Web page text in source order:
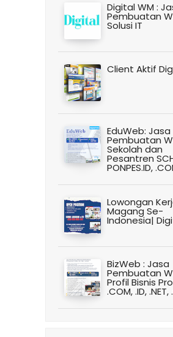
Digital WM :
Pembuatan
Solusi IT
Client Aktif
EduWeb: Jasa
Pembuatan
Sekolah dan
Pesantren
PONPES.ID,
Lowongan
Magang Se-
Indonesia|
BizWeb : Jasa
Pembuatan
Profil Bisnis
.COM, .ID, .NET,